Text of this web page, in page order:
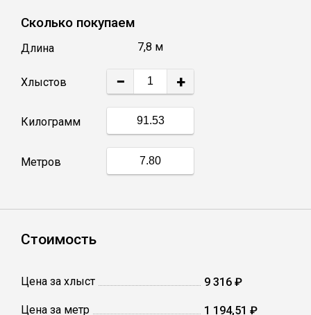
Труба профильная
Полоса
Сетка кладочная
Сколько покупаем
Длина 7,8 м
Хлыстов − +
Килограмм
Метров
Стоимость
Цена за хлыст 9 316 ₽
Цена за метр 1 194,51 ₽